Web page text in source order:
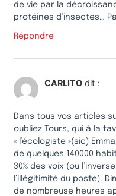
de vie par la
protéines d’insectes…
Répondre
CARLITO dit :
Dans tous vos articles
oubliez Tours, qui à la
« l’écologiste »(sic)
de quelques 140000
30% des voix (ou
l’illégitimité du poste).
de nombreuse heures